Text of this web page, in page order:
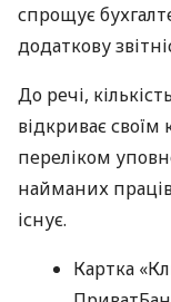
спрощує
додаткову
До речі,
відкриває
переліком
найманих
існує.
Картка